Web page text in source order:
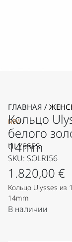
ГЛАВНАЯ /
NEW
Кольцо
белого
14mm
ULYSSES
SKU: SOLRI56
1.820,00 €
Кольцо Ulysses из
14mm
В наличии